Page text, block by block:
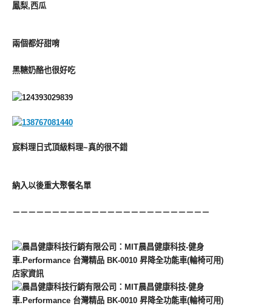
鳳梨,西瓜
兩個都好甜唷
黑糖奶酪也很好吃
宸料理日式頂級料理~真的很不錯
納入以後重大聚餐名單
－－－－－－－－－－－－－－－－－－－－－－－－－
店家資訊